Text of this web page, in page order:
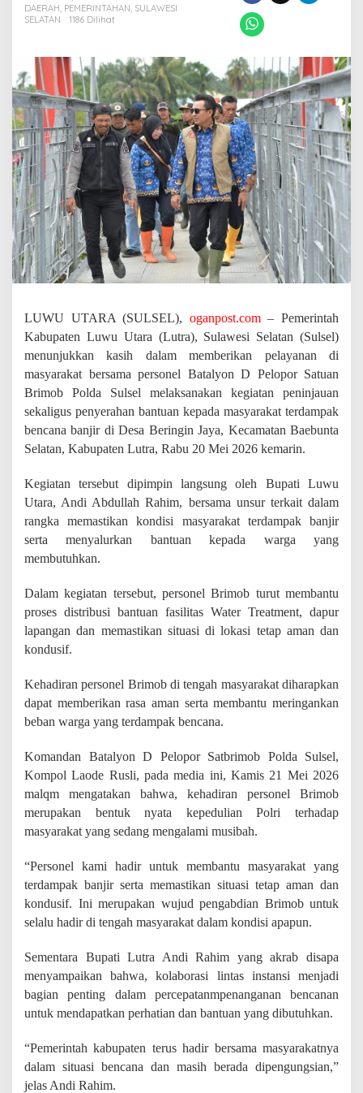
,
B
u
p
a
t
i
L
u
t
r
a
H
a
d
i
d
a
n
R
n
g
a
n
k
B
e
b
r
a
T
d
a
m
p
B
a
r
i
B
a
e
b
n
a
S
e
a
a
DAERAH, PEMERINTAHAN, SULAWESI
SELATAN
1186 Dilihat
LUWU UTARA (SULSEL), oganpost.com– Pemerintah
Kabupaten Luwu Utara (Lutra), Sulawesi Selatan (Sulsel)
menunjukkan kasih dalam memberikan pelayanan di
masyarakat bersama personel Batalyon D Pelopor Satuan
Brimob Polda Sulsel melaksanakan kegiatan peninjauan
sekaligus penyerahan bantuan kepada masyarakat terdampak
bencana banjir di Desa Beringin Jaya, Kecamatan Baebunta
Selatan, Kabupaten Lutra, Rabu 20 Mei 2026 kemarin.
Kegiatan tersebut dipimpin langsung oleh Bupati Luwu
Utara, Andi Abdullah Rahim, bersama unsur terkait dalam
rangka memastikan kondisi masyarakat terdampak banjir
serta menyalurkan bantuan kepada warga yang
membutuhkan.
Dalam kegiatan tersebut, personel Brimob turut membantu
proses distribusi bantuan fasilitas Water Treatment, dapur
lapangan dan memastikan situasi di lokasi tetap aman dan
kondusif.
Kehadiran personel Brimob di tengah masyarakat diharapkan
dapat memberikan rasa aman serta membantu meringankan
beban warga yang terdampak bencana.
Komandan Batalyon D Pelopor Satbrimob Polda Sulsel,
Kompol Laode Rusli, pada media ini, Kamis 21 Mei 2026
malqm mengatakan bahwa, kehadiran personel Brimob
merupakan bentuk nyata kepedulian Polri terhadap
masyarakat yang sedang mengalami musibah.
“Personel kami hadir untuk membantu masyarakat yang
terdampak banjir serta memastikan situasi tetap aman dan
kondusif. Ini merupakan wujud pengabdian Brimob untuk
selalu hadir di tengah masyarakat dalam kondisi apapun.
Sementara Bupati Lutra Andi Rahim yang akrab disapa
menyampaikan bahwa, kolaborasi lintas instansi menjadi
bagian penting dalam percepatanmpenanganan bencanan
untuk mendapatkan perhatian dan bantuan yang dibutuhkan.
“Pemerintah kabupaten terus hadir bersama masyarakatnya
dalam situasi bencana dan masih berada dipengungsian,”
jelas Andi Rahim.